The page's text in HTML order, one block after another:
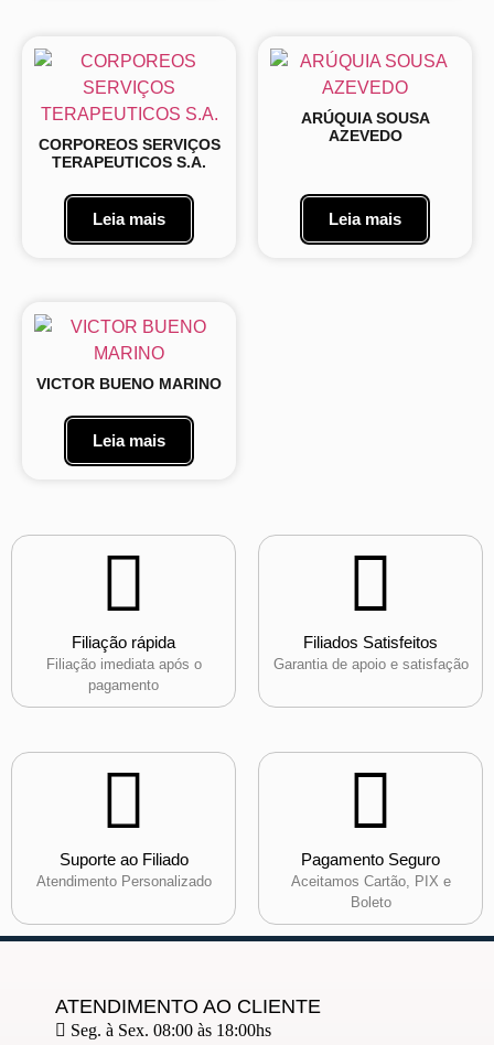
CORPOREOS SERVIÇOS
TERAPEUTICOS S.A.
Leia mais
ARÚQUIA SOUSA
AZEVEDO
Leia mais
VICTOR BUENO MARINO
Leia mais
Filiação rápida
Filiação imediata após o
pagamento
Filiados Satisfeitos
Garantia de apoio e satisfação
Suporte ao Filiado
Atendimento Personalizado
Pagamento Seguro
Aceitamos Cartão, PIX e
Boleto
ATENDIMENTO AO CLIENTE
Seg. à Sex. 08:00 às 18:00hs